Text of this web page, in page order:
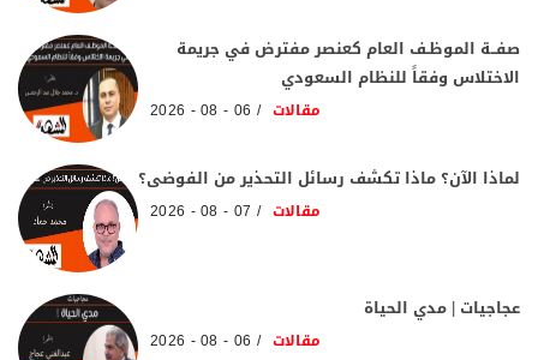
صفــة الموظـف العام كعنصر مفترض في جريمة
الاختلاس وفقاً للنظام السعودي
مقالات 06 - 08 - 2026
لماذا الآن؟ ماذا تكشف رسائل التحذير من الفوضى؟
مقالات 07 - 08 - 2026
عجاجيات | مدي الحياة
مقالات 06 - 08 - 2026